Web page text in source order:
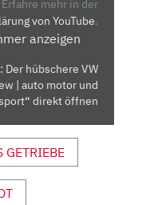
Erfahre mehr in der
von YouTube.
anzeigen
Der hübschere VW
| auto motor und
direkt öffnen
GETRIEBE